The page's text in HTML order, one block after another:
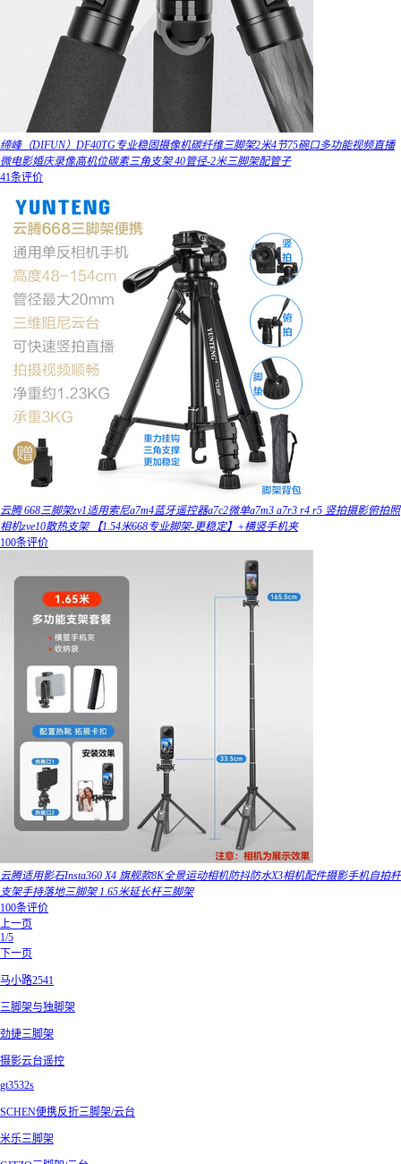
缔峰（DIFUN）DF40TG专业稳固摄像机碳纤维三脚架2米4节75碗口多功能视频直播
微电影婚庆录像高机位碳素三角支架 40管径-2米三脚架配管子
41条评价
云腾 668三脚架zv1适用索尼a7m4蓝牙遥控器a7c2微单a7m3 a7r3 r4 r5 竖拍摄影俯拍照
相机zve10散热支架 【1.54米668专业脚架-更稳定】+横竖手机夹
100条评价
云腾适用影石Insta360 X4 旗舰款8K全景运动相机防抖防水X3相机配件摄影手机自拍杆
支架手持落地三脚架 1.65米延长杆三脚架
100条评价
上一页
1/5
下一页
马小路2541
三脚架与独脚架
劲捷三脚架
摄影云台遥控
gt3532s
SCHEN便携反折三脚架/云台
米乐三脚架